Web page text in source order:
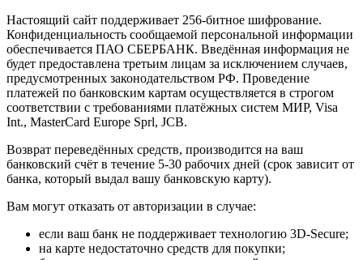
Настоящий сайт поддерживает 256-битное шифрование.
Конфиденциальность сообщаемой персональной информации
обеспечивается ПАО СБЕРБАНК. Введённая информация не
будет предоставлена третьим лицам за исключением случаев,
предусмотренных законодательством РФ. Проведение
платежей по банковским картам осуществляется в строгом
соответствии с требованиями платёжных систем МИР, Visa
Int., MasterCard Europe Sprl, JCB.
Возврат переведённых средств, производится на ваш
банковский счёт в течение 5-30 рабочих дней (срок зависит от
банка, который выдал вашу банковскую карту).
Вам могут отказать от авторизации в случае:
если ваш банк не поддерживает технологию 3D-Secure;
на карте недостаточно средств для покупки;